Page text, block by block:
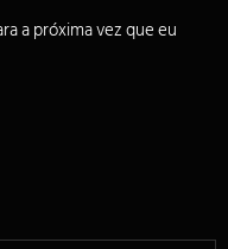
a próxima vez que eu